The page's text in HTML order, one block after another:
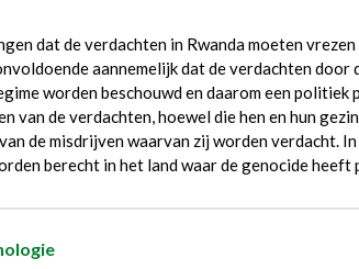
dat de verdachten in Rwanda moeten
aannemelijk dat de verdachten door
worden beschouwd en daarom een
van de verdachten, hoewel die hen en hun
de misdrijven waarvan zij worden verdacht.
berecht in het land waar de genocide heeft